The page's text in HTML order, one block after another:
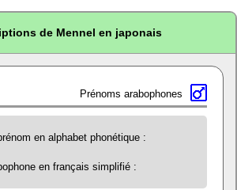
de Mennel en japonais
Prénoms arabophones
en alphabet phonétique :
en français simplifié :